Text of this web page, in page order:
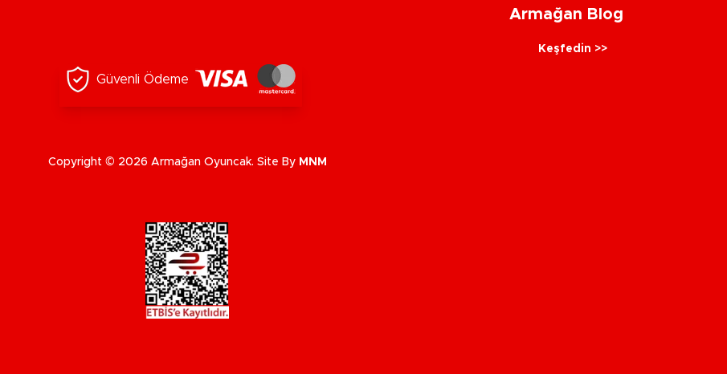
Armağan Blog
Keşfedin >>
Güvenli Ödeme
Copyright © 2026 Armağan Oyuncak. Site By MNM